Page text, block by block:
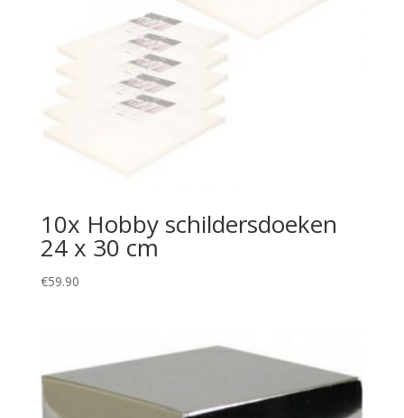
10x Hobby schildersdoeken
24 x 30 cm
€59.90